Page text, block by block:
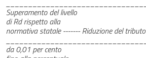
Superamento del livello
di Rd rispetto alla
normativa statale ------- Riduzione del tributo
da 0,01 per cento